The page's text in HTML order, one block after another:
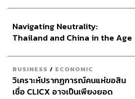
Navigating Neutrality:
Thailand and China in the Age
BUSINESS / ECONOMIC
วิเคราะห์ปรากฏการณ์คนแห่ขอสิน
เชื่อ CLICX อาจเป็นเพียงยอด